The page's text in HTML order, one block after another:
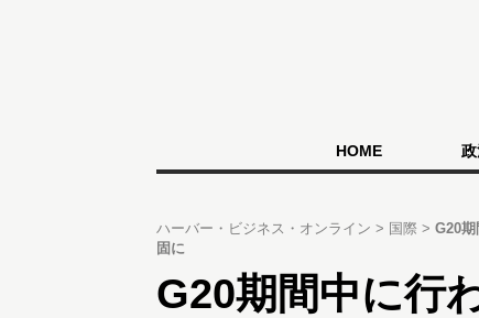
HOME
ハーバー・ビジネス・オンライン 国際
G20
固に
G20期間中に行